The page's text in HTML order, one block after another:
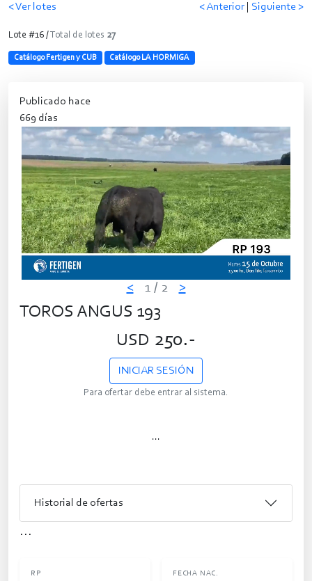
< Ver lotes < Anterior Siguiente >
Lote #16 /Total de lotes 27
Catálogo Fertigen y CUB Catálogo LA HORMIGA
Publicado hace
669 días
< 1 / 2 >
TOROS ANGUS 193
USD 250.-
INICIAR SESIÓN
Para ofertar debe entrar al sistema.
...
Historial de ofertas
...
RP FECHA NAC.